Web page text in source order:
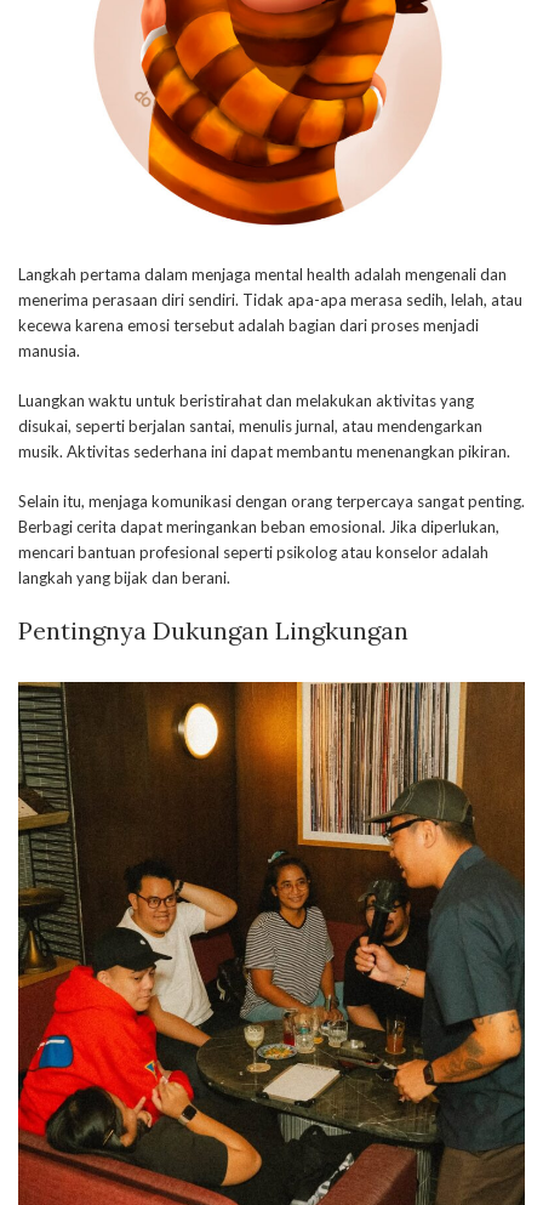
Langkah pertama dalam menjaga mental health adalah mengenali dan
menerima perasaan diri sendiri. Tidak apa-apa merasa sedih, lelah, atau
kecewa karena emosi tersebut adalah bagian dari proses menjadi
manusia.
Luangkan waktu untuk beristirahat dan melakukan aktivitas yang
disukai, seperti berjalan santai, menulis jurnal, atau mendengarkan
musik. Aktivitas sederhana ini dapat membantu menenangkan pikiran.
Selain itu, menjaga komunikasi dengan orang terpercaya sangat penting.
Berbagi cerita dapat meringankan beban emosional. Jika diperlukan,
mencari bantuan profesional seperti psikolog atau konselor adalah
langkah yang bijak dan berani.
Pentingnya Dukungan Lingkungan